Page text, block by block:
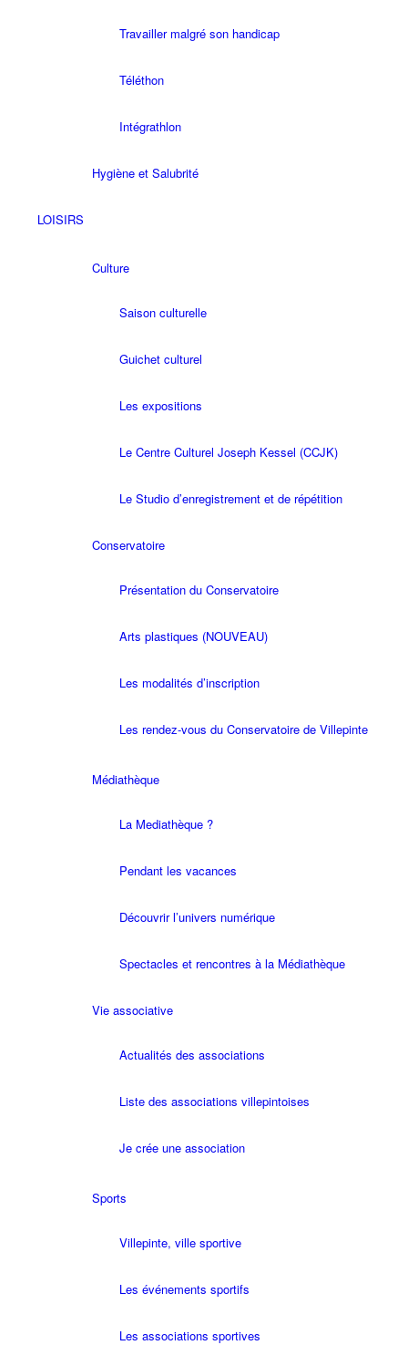
Travailler malgré son handicap
Téléthon
Intégrathlon
Hygiène et Salubrité
LOISIRS
Culture
Saison culturelle
Guichet culturel
Les expositions
Le Centre Culturel Joseph Kessel (CCJK)
Le Studio d’enregistrement et de répétition
Conservatoire
Présentation du Conservatoire
Arts plastiques (NOUVEAU)
Les modalités d’inscription
Les rendez-vous du Conservatoire de Villepinte
Médiathèque
La Mediathèque ?
Pendant les vacances
Découvrir l’univers numérique
Spectacles et rencontres à la Médiathèque
Vie associative
Actualités des associations
Liste des associations villepintoises
Je crée une association
Sports
Villepinte, ville sportive
Les événements sportifs
Les associations sportives